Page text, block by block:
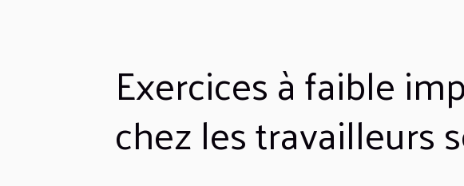
Exercices à faible
chez les travailleurs